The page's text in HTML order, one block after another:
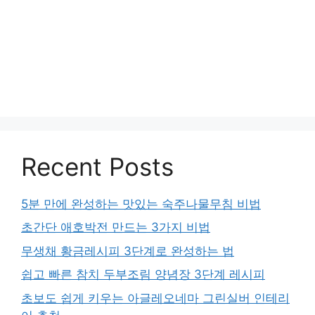
Recent Posts
5분 만에 완성하는 맛있는 숙주나물무침 비법
초간단 애호박전 만드는 3가지 비법
무생채 황금레시피 3단계로 완성하는 법
쉽고 빠른 참치 두부조림 양념장 3단계 레시피
초보도 쉽게 키우는 아글레오네마 그린실버 인테리